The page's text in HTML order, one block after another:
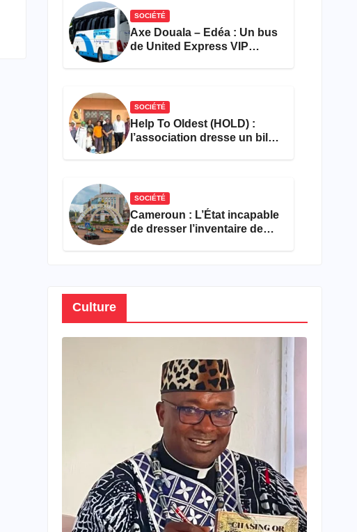
SOCIÉTÉ
Axe Douala – Edéa : Un bus
de United Express VIP
SOCIÉTÉ
Help To Oldest (HOLD) :
l’association dresse un bilan
SOCIÉTÉ
Cameroun : L’État incapable
de dresser l’inventaire de
Culture